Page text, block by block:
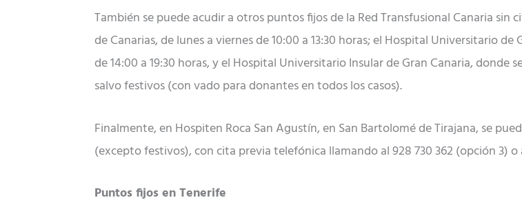
También se puede acudir a otros puntos fijos de la Red Transfusional Canaria
de Canarias, de lunes a viernes de 10:00 a 13:30 horas; el Hospital Universitario
de 14:00 a 19:30 horas, y el Hospital Universitario Insular de Gran Canaria, donde
salvo festivos (con vado para donantes en todos los casos).
Finalmente, en Hospiten Roca San Agustín, en San Bartolomé de Tirajana, se
(excepto festivos), con cita previa telefónica llamando al 928 730 362 (opción 3)
Puntos fijos en Tenerife